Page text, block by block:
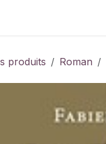
produits Roman